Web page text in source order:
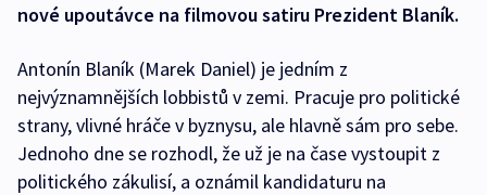
nové upoutávce na filmovou satiru Prezident Blaník.
Antonín Blaník (Marek Daniel) je jedním z
nejvýznamnějších lobbistů v zemi. Pracuje pro politické
strany, vlivné hráče v byznysu, ale hlavně sám pro sebe.
Jednoho dne se rozhodl, že už je na čase vystoupit z
politického zákulisí, a oznámil kandidaturu na